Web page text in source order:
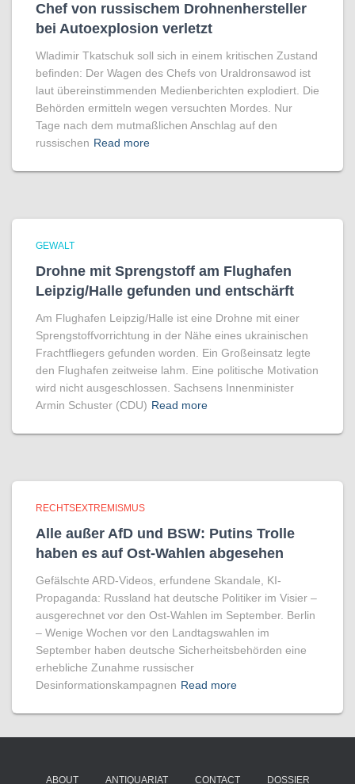
Chef von russischem Drohnenhersteller
bei Autoexplosion verletzt
Wladimir Tkatschuk soll sich in einem kritischen Zustand
befinden: Der Wagen des Chefs von Uraldronsawod ist
laut übereinstimmenden Medienberichten explodiert. Die
Behörden ermitteln wegen versuchten Mordes. Nur
Tage nach dem mutmaßlichen Anschlag auf den
russischen Read more
GEWALT
Drohne mit Sprengstoff am Flughafen
Leipzig/Halle gefunden und entschärft
Am Flughafen Leipzig/Halle ist eine Drohne mit einer
Sprengstoffvorrichtung in der Nähe eines ukrainischen
Frachtfliegers gefunden worden. Ein Großeinsatz legte
den Flughafen zeitweise lahm. Eine politische Motivation
wird nicht ausgeschlossen. Sachsens Innenminister
Armin Schuster (CDU) Read more
RECHTSEXTREMISMUS
Alle außer AfD und BSW: Putins Trolle
haben es auf Ost-Wahlen abgesehen
Gefälschte ARD-Videos, erfundene Skandale, KI-
Propaganda: Russland hat deutsche Politiker im Visier –
ausgerechnet vor den Ost-Wahlen im September. Berlin
– Wenige Wochen vor den Landtagswahlen im
September haben deutsche Sicherheitsbehörden eine
erhebliche Zunahme russischer
Desinformationskampagnen Read more
ABOUT ANTIQUARIAT CONTACT DOSSIER